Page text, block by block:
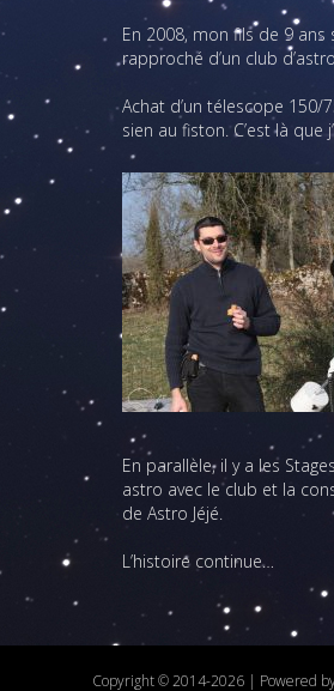
En 2008, mon fils de 9
rapproché d’un club
Achat d’un télescope
sien au fiston. C’est là
En parallèle, il y a les
astro avec le club et la
de Astro Jéjé.
L’histoire continue…
Copyright © 2014-2026 | Powered